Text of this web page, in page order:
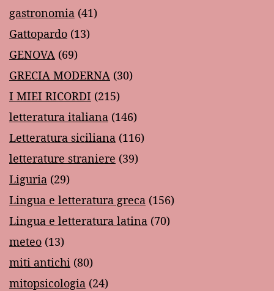
gastronomia (41)
Gattopardo (13)
GENOVA (69)
GRECIA MODERNA (30)
I MIEI RICORDI (215)
letteratura italiana (146)
Letteratura siciliana (116)
letterature straniere (39)
Liguria (29)
Lingua e letteratura greca (156)
Lingua e letteratura latina (70)
meteo (13)
miti antichi (80)
mitopsicologia (24)